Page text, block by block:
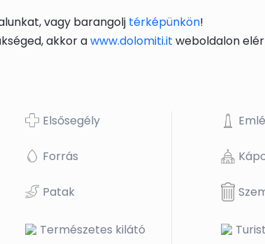
vagy barangolj térképünkön!
akkor awww.dolomiti.it weboldalon
Elsősegély
Forrás
Patak
Természetes kilátó